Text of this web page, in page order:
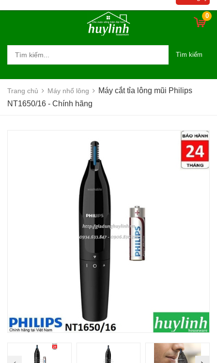
0
Tìm kiếm
Trang chủ Máy nhổ lông
Máy cắt tỉa lông mũi Philips
NT1650/16 - Chính hãng